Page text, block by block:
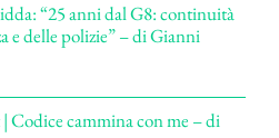
“25 anni dal G8: continuità
e delle polizie” – di Gianni
Codice cammina con me – di